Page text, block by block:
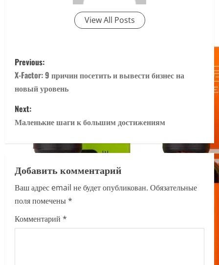
View All Posts
P
o
s
t
v
i
g
Previous:
X-Factor: 9 причин посетить и вывести бизнес на
новый уровень
Next:
Маленькие шаги к большим достижениям
Добавить комментарий
Ваш адрес email не будет опубликован. Обязательные
поля помечены*
Комментарий *